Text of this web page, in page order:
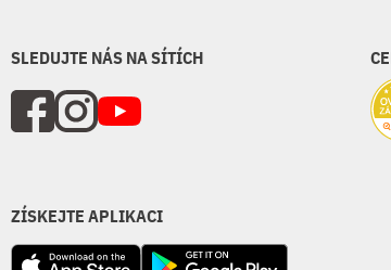
SLEDUJTE NÁS NA SÍTÍCH
ZÍSKEJTE APLIKACI